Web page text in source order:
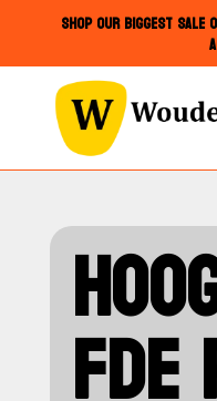
SHOP OUR BIGGEST